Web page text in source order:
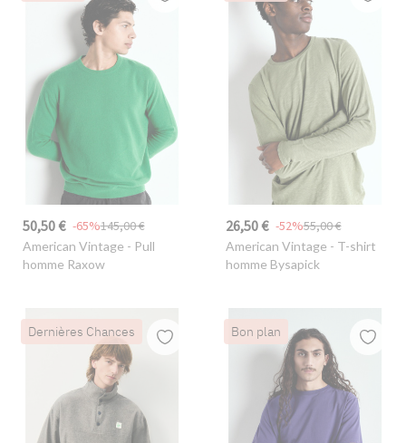
50,50 € 145,00 €
-65%
American Vintage - Pull
homme Raxow
26,50 € 55,00 €
-52%
American Vintage - T-shirt
homme Bysapick
Dernières Chances Bon plan